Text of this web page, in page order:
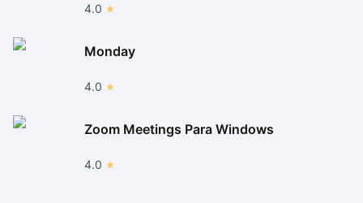
4.0
Monday
4.0
Zoom Meetings Para Windows
4.0